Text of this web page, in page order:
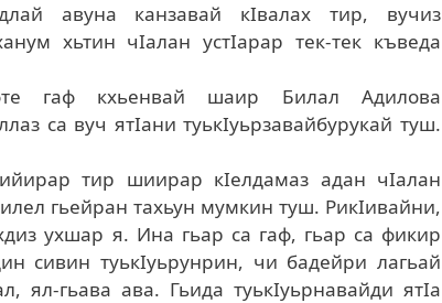
авуна канзавай кIвалах тир, вучиз
хьтин чIалан устIарар тек-тек къведа
гаф кхьенвай шаир Билал Адилова
са вуч ятIани туькIуьрзавайбурукай туш.
тир шиирар кIелдамаз адан чIалан
гьейран тахьун мумкин туш. РикIивайни,
ухшар я. Ина гьар са гаф, гьар са фикир
сивин туькIуьрунрин, чи бадейри лагьай
ял-гьава ава. Гьида туькIуьрнавайди ятIа